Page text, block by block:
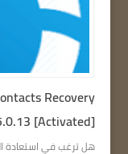
Recovery
[Activated]
هل ترغب في استعادة